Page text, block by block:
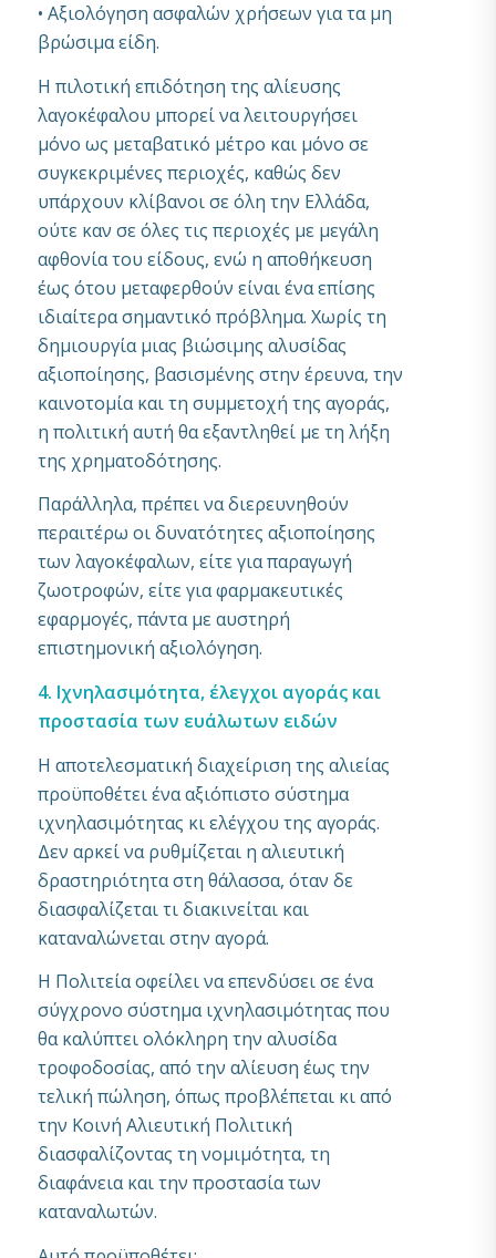
• Αξιολόγηση ασφαλών χρήσεων για τα μη
βρώσιμα είδη.
Η πιλοτική επιδότηση της αλίευσης
λαγοκέφαλου μπορεί να λειτουργήσει
μόνο ως μεταβατικό μέτρο και μόνο σε
συγκεκριμένες περιοχές, καθώς δεν
υπάρχουν κλίβανοι σε όλη την Ελλάδα,
ούτε καν σε όλες τις περιοχές με μεγάλη
αφθονία του είδους, ενώ η αποθήκευση
έως ότου μεταφερθούν είναι ένα επίσης
ιδιαίτερα σημαντικό πρόβλημα. Χωρίς τη
δημιουργία μιας βιώσιμης αλυσίδας
αξιοποίησης, βασισμένης στην έρευνα, την
καινοτομία και τη συμμετοχή της αγοράς,
η πολιτική αυτή θα εξαντληθεί με τη λήξη
της χρηματοδότησης.
Παράλληλα, πρέπει να διερευνηθούν
περαιτέρω οι δυνατότητες αξιοποίησης
των λαγοκέφαλων, είτε για παραγωγή
ζωοτροφών, είτε για φαρμακευτικές
εφαρμογές, πάντα με αυστηρή
επιστημονική αξιολόγηση.
4. Ιχνηλασιμότητα, έλεγχοι αγοράς και
προστασία των ευάλωτων ειδών
Η αποτελεσματική διαχείριση της αλιείας
προϋποθέτει ένα αξιόπιστο σύστημα
ιχνηλασιμότητας κι ελέγχου της αγοράς.
Δεν αρκεί να ρυθμίζεται η αλιευτική
δραστηριότητα στη θάλασσα, όταν δε
διασφαλίζεται τι διακινείται και
καταναλώνεται στην αγορά.
Η Πολιτεία οφείλει να επενδύσει σε ένα
σύγχρονο σύστημα ιχνηλασιμότητας που
θα καλύπτει ολόκληρη την αλυσίδα
τροφοδοσίας, από την αλίευση έως την
τελική πώληση, όπως προβλέπεται κι από
την Κοινή Αλιευτική Πολιτική
διασφαλίζοντας τη νομιμότητα, τη
διαφάνεια και την προστασία των
καταναλωτών.